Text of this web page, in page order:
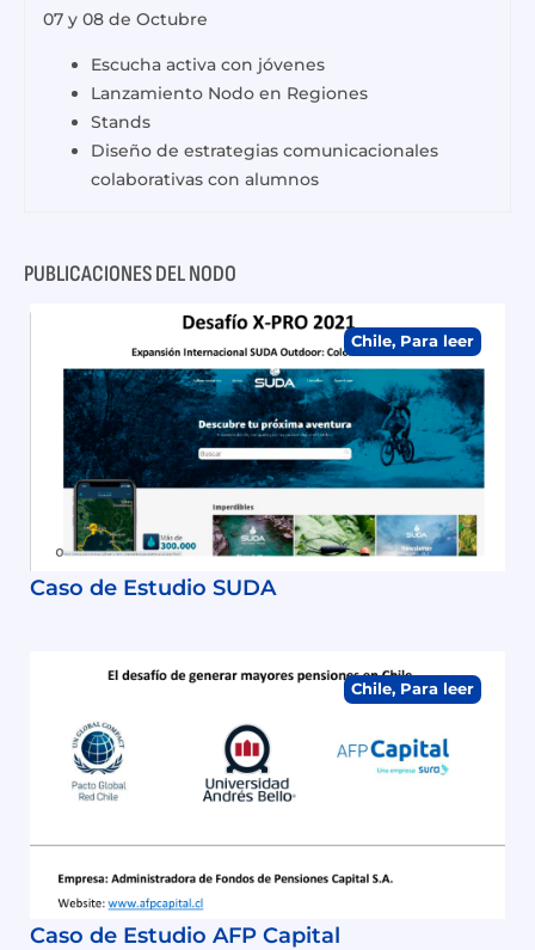
07 y 08 de Octubre
Escucha activa con jóvenes
Lanzamiento Nodo en Regiones
Stands
Diseño de estrategias comunicacionales
colaborativas con alumnos
PUBLICACIONES DEL NODO
Chile, Para leer
Caso de Estudio SUDA
Chile, Para leer
Caso de Estudio AFP Capital